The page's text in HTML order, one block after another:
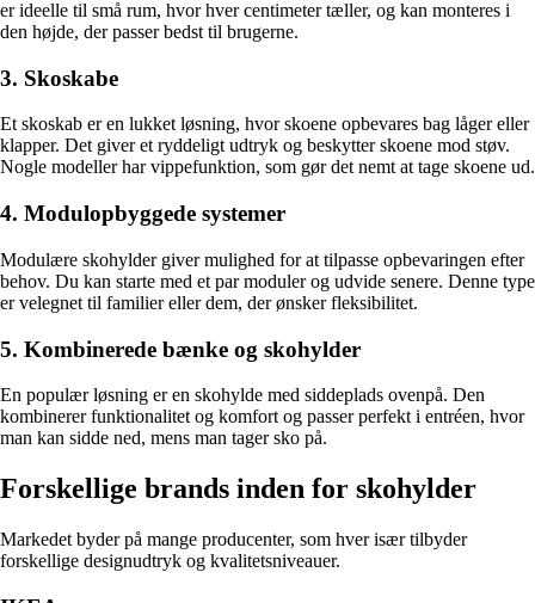
er ideelle til små rum, hvor hver centimeter tæller, og kan monteres i
den højde, der passer bedst til brugerne.
3. Skoskabe
Et skoskab er en lukket løsning, hvor skoene opbevares bag låger eller
klapper. Det giver et ryddeligt udtryk og beskytter skoene mod støv.
Nogle modeller har vippefunktion, som gør det nemt at tage skoene ud.
4. Modulopbyggede systemer
Modulære skohylder giver mulighed for at tilpasse opbevaringen efter
behov. Du kan starte med et par moduler og udvide senere. Denne type
er velegnet til familier eller dem, der ønsker fleksibilitet.
5. Kombinerede bænke og skohylder
En populær løsning er en skohylde med siddeplads ovenpå. Den
kombinerer funktionalitet og komfort og passer perfekt i entréen, hvor
man kan sidde ned, mens man tager sko på.
Forskellige brands inden for skohylder
Markedet byder på mange producenter, som hver især tilbyder
forskellige designudtryk og kvalitetsniveauer.